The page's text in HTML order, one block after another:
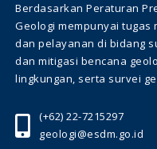
Berdasarkan Peraturan
Geologi mempunyai
dan pelayanan di bidang
dan mitigasi bencana
lingkungan, serta survei
(+62) 22-7215297
geologi@esdm.go.id